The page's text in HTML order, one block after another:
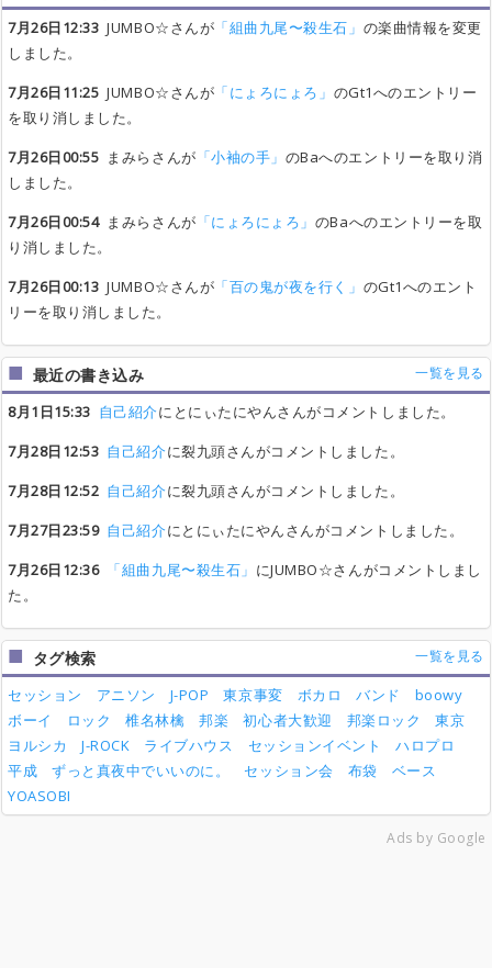
7月26日12:33 JUMBO☆さんが 「組曲九尾〜殺生石」 の楽曲情報を変更
しました。
7月26日11:25 JUMBO☆さんが 「にょろにょろ」 のGt1へのエントリー
を取り消しました。
7月26日00:55 まみらさんが 「小袖の手」 のBaへのエントリーを取り消
しました。
7月26日00:54まみらさんが 「にょろにょろ」 のBaへのエントリーを取
り消しました。
7月26日00:13 JUMBO☆さんが 「百の鬼が夜を行く」 のGt1へのエント
リーを取り消しました。
最近の書き込み 一覧を見る
8月1日15:33 自己紹介にとにぃたにやんさんがコメントしました。
7月28日12:53 自己紹介に裂九頭さんがコメントしました。
7月28日12:52 自己紹介に裂九頭さんがコメントしました。
7月27日23:59 自己紹介にとにぃたにやんさんがコメントしました。
7月26日12:36
「組曲九尾〜殺生石」 にJUMBO☆さんがコメントしまし
た。
タグ検索 一覧を見る
セッション アニソン J-POP 東京事変 ボカロ バンド
boowy
ボーイ
ロック 椎名林檎 邦楽 初心者大歓迎 邦楽ロック
東京
ヨルシカ
J-ROCK ライブハウス セッションイベント
ハロプロ
平成
ずっと真夜中でいいのに。 セッション会 布袋
ベース
YOASOBI
Ads by Google